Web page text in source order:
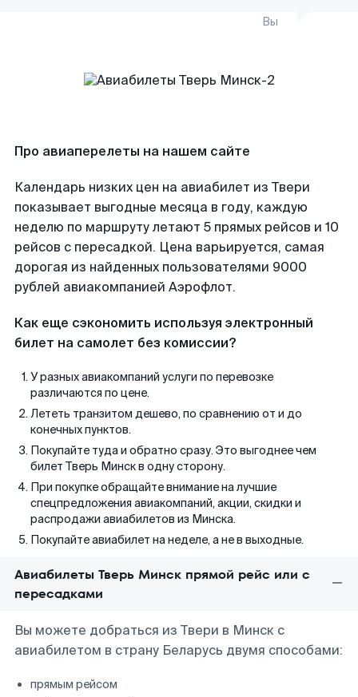
Вы
Про авиаперелеты на нашем сайте
Календарь низких цен на авиабилет из Твери
показывает выгодные месяца в году, каждую
неделю по маршруту летают 5 прямых рейсов и 10
рейсов с пересадкой. Цена варьируется, самая
дорогая из найденных пользователями 9000
рублей авиакомпанией Аэрофлот.
Как еще сэкономить используя электронный
билет на самолет без комиссии?
У разных авиакомпаний услуги по перевозке
различаются по цене.
Лететь транзитом дешево, по сравнению от и до
конечных пунктов.
Покупайте туда и обратно сразу. Это выгоднее чем
билет Тверь Минск в одну сторону.
При покупке обращайте внимание на лучшие
спецпредложения авиакомпаний, акции, скидки и
распродажи авиабилетов из Минска.
Покупайте авиабилет на неделе, а не в выходные.
Авиабилеты Тверь Минск прямой рейс или с
пересадками
Вы можете добраться из Твери в Минск с
авиабилетом в страну Беларусь двумя способами:
прямым рейсом